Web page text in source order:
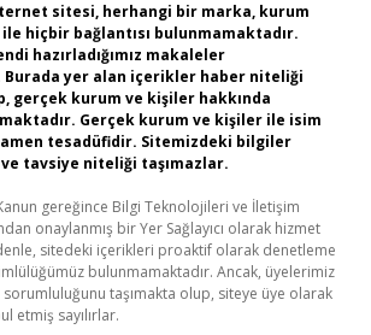
sitesi, herhangi bir marka, kurum
hiçbir bağlantısı bulunmamaktadır.
hazırladığımız makaleler
Burada yer alan içerikler haber niteliği
gerçek kurum ve kişiler hakkında
Gerçek kurum ve kişiler ile isim
tesadüfidir. Sitemizdeki bilgiler
tavsiye niteliği taşımazlar.
Kanun gereğince Bilgi Teknolojileri ve İletişim
onaylanmış bir Yer Sağlayıcı olarak hizmet
sitedeki içerikleri proaktif olarak denetleme
bulunmamaktadır. Ancak, üyelerimiz
sorumluluğunu taşımakta olup, siteye üye olarak
etmiş sayılırlar.